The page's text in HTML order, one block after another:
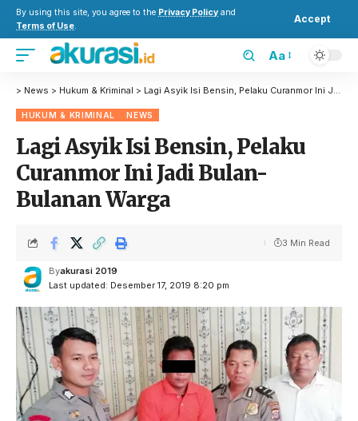
By using this site, you agree to the Privacy Policy and
Terms of Use.
Accept
Aa
> News > Hukum & Kriminal > Lagi Asyik Isi Bensin, Pelaku Curanmor Ini Jadi Bulan-Bulanan Warga
HUKUM & KRIMINAL NEWS
Lagi Asyik Isi Bensin, Pelaku
Curanmor Ini Jadi Bulan-
Bulanan Warga
Last updated: Desember 17, 2019 8:20 pm
Byakurasi 2019
3 Min Read